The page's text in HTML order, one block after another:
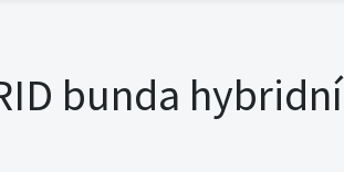
bunda hybridní